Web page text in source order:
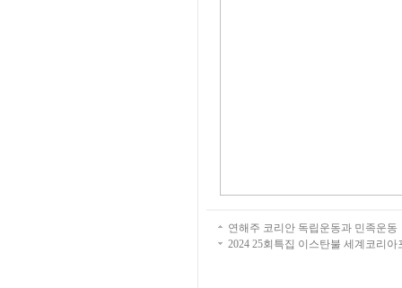
연해주 코리안 독립운동과 민족운동
2024 25회특집 이스탄불 세계코리아